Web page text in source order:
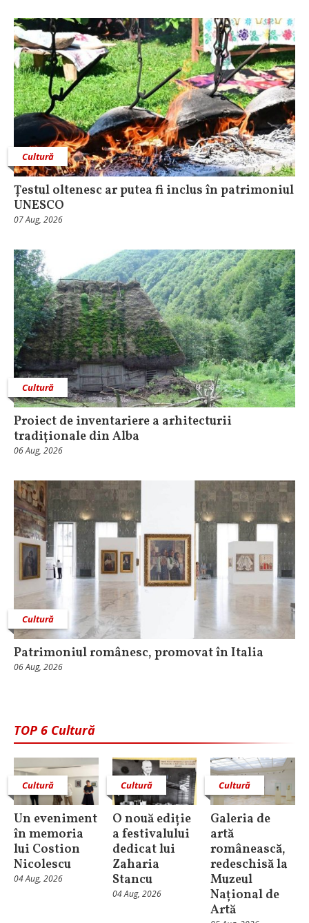
Cultură
Țestul oltenesc ar putea fi inclus în patrimoniul
UNESCO
07 Aug, 2026
Cultură
Proiect de inventariere a arhitecturii
tradiționale din Alba
06 Aug, 2026
Cultură
Patrimoniul românesc, promovat în Italia
06 Aug, 2026
TOP 6 Cultură
Cultură
Un eveniment
în memoria
lui Costion
Nicolescu
04 Aug, 2026
Cultură
O nouă ediție
a festivalului
dedicat lui
Zaharia
Stancu
04 Aug, 2026
Cultură
Galeria de
artă
românească,
redeschisă la
Muzeul
Național de
Artă